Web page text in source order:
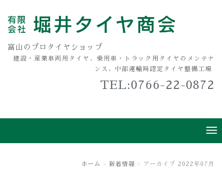
富山のプロタイヤショップ
建設・産業車両用タイヤ、乗用車・トラック用タイヤのメンテナ
ンス、中部運輸局認定タイヤ整備工場
TEL:0766-22-0872
ホーム 新着情報 アーカイブ 2022年07月